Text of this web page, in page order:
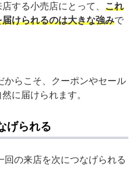
する小売店にとって、 これ
けられるのは大きな強みで
からこそ、クーポンやセール
に届けられます。
げられる
回の来店を次につなげられる